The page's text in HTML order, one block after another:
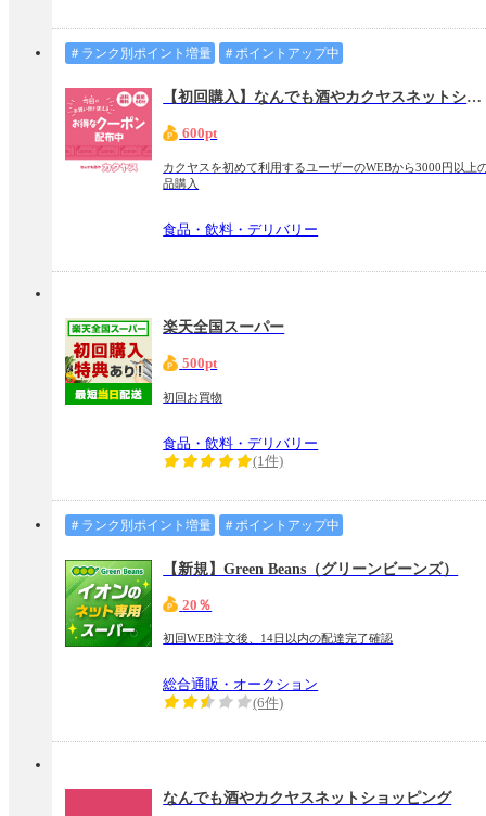
＃ランク別ポイント増量 ＃ポイントアップ中
【初回購入】なんでも酒やカクヤスネットショッピング
600pt
カクヤスを初めて利用するユーザーのWEBから3000円以上
品購入
食品・飲料・デリバリー
楽天全国スーパー
500pt
初回お買物
食品・飲料・デリバリー
(1件)
＃ランク別ポイント増量 ＃ポイントアップ中
【新規】Green Beans（グリーンビーンズ）
20％
初回WEB注文後、14日以内の配達完了確認
総合通販・オークション
(6件)
なんでも酒やカクヤスネットショッピング